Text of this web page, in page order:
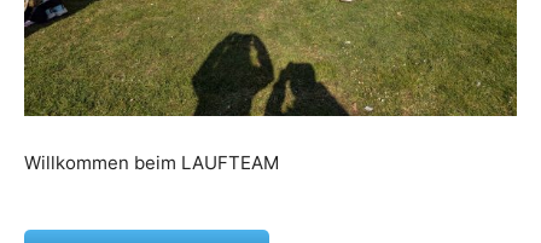
Willkommen beim LAUFTEAM